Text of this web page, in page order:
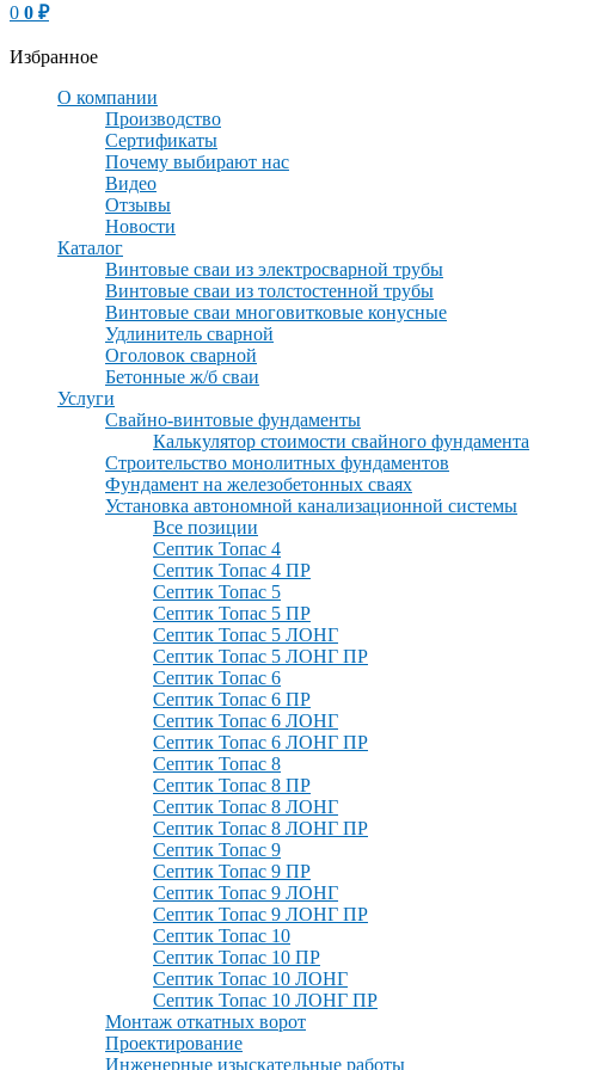
0 0 ₽
Избранное
О компании
Производство
Сертификаты
Почему выбирают нас
Видео
Отзывы
Новости
Каталог
Винтовые сваи из электросварной трубы
Винтовые сваи из толстостенной трубы
Винтовые сваи многовитковые конусные
Удлинитель сварной
Оголовок сварной
Бетонные ж/б сваи
Услуги
Свайно-винтовые фундаменты
Калькулятор стоимости свайного фундамента
Строительство монолитных фундаментов
Фундамент на железобетонных сваях
Установка автономной канализационной системы
Все позиции
Септик Топас 4
Септик Топас 4 ПР
Септик Топас 5
Септик Топас 5 ПР
Септик Топас 5 ЛОНГ
Септик Топас 5 ЛОНГ ПР
Септик Топас 6
Септик Топас 6 ПР
Септик Топас 6 ЛОНГ
Септик Топас 6 ЛОНГ ПР
Септик Топас 8
Септик Топас 8 ПР
Септик Топас 8 ЛОНГ
Септик Топас 8 ЛОНГ ПР
Септик Топас 9
Септик Топас 9 ПР
Септик Топас 9 ЛОНГ
Септик Топас 9 ЛОНГ ПР
Септик Топас 10
Септик Топас 10 ПР
Септик Топас 10 ЛОНГ
Септик Топас 10 ЛОНГ ПР
Монтаж откатных ворот
Проектирование
Инженерные изыскательные работы